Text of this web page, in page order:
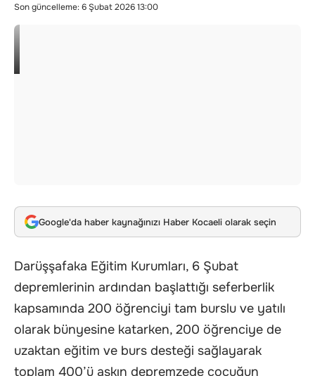
Son güncelleme: 6 Şubat 2026 13:00
Google'da haber kaynağınızı Haber Kocaeli olarak seçin
Darüşşafaka Eğitim Kurumları, 6 Şubat
depremlerinin ardından başlattığı seferberlik
kapsamında 200 öğrenciyi tam burslu ve yatılı
olarak bünyesine katarken, 200 öğrenciye de
uzaktan eğitim ve burs desteği sağlayarak
toplam 400’ü aşkın depremzede çocuğun